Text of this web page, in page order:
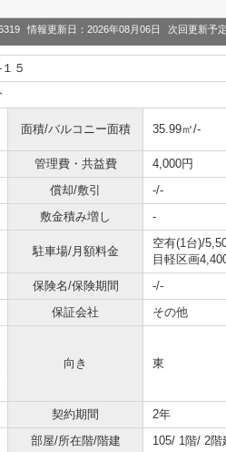
情報更新日：2026年08月06日 次回更新予
５
面積/バルコニー面積 35.99㎡/-
管理費・共益費
4,000円
償却/敷引
-/-
敷金積み増し -
駐車場/月額料金
空有(1台)/
目軽区画
保険名/保険期間
-/-
保証会社 その他
向き 東
契約期間
2年
部屋/所在階/階建
105/ 1階/ 2階